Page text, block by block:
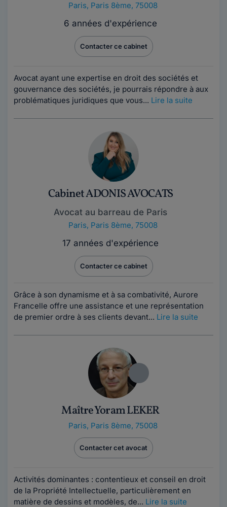
Paris, Paris 8ème, 75008
6 années d'expérience
Contacter ce cabinet
Avocat ayant une expertise en droit des sociétés et
gouvernance des sociétés, je pourrais répondre à aux
problématiques juridiques que vous... Lire la suite
Cabinet ADONIS AVOCATS
Avocat au barreau de Paris
Paris, Paris 8ème, 75008
17 années d'expérience
Contacter ce cabinet
Grâce à son dynamisme et à sa combativité, Aurore
Francelle offre une assistance et une représentation
de premier ordre à ses clients devant... Lire la suite
Maître Yoram LEKER
Paris, Paris 8ème, 75008
Contacter cet avocat
Activités dominantes : contentieux et conseil en droit
de la Propriété Intellectuelle, particulièrement en
matière de dessins et modèles, de... Lire la suite